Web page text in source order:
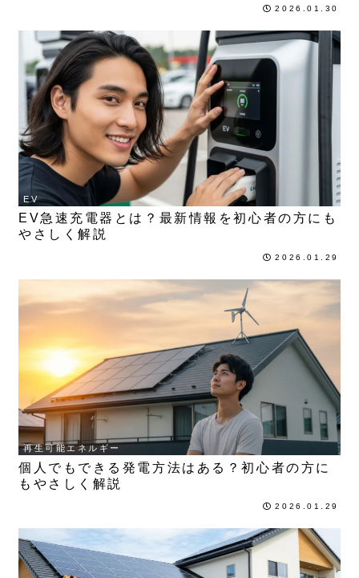
2026.01.30
EV
EV急速充電器とは？最新情報を初心者の方にも
やさしく解説
2026.01.29
再生可能エネルギー
個人でもできる発電方法はある？初心者の方に
もやさしく解説
2026.01.29